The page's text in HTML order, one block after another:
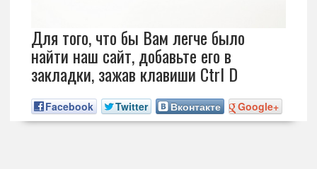
Для того, что бы Вам легче было
найти наш сайт, добавьте его в
закладки, зажав клавиши Ctrl D
Facebook Twitter Вконтакте Google+